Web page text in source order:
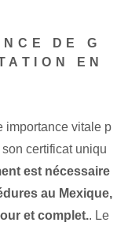
DE G
EN
importance vitale p
certificat uniqu
est nécessaire
au Mexique,
et complet.. Le ⁣